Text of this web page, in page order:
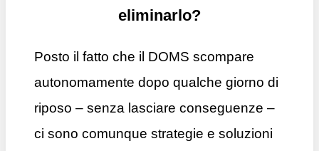
eliminarlo?
Posto il fatto che il DOMS scompare
autonomamente dopo qualche giorno di
riposo – senza lasciare conseguenze –
ci sono comunque strategie e soluzioni